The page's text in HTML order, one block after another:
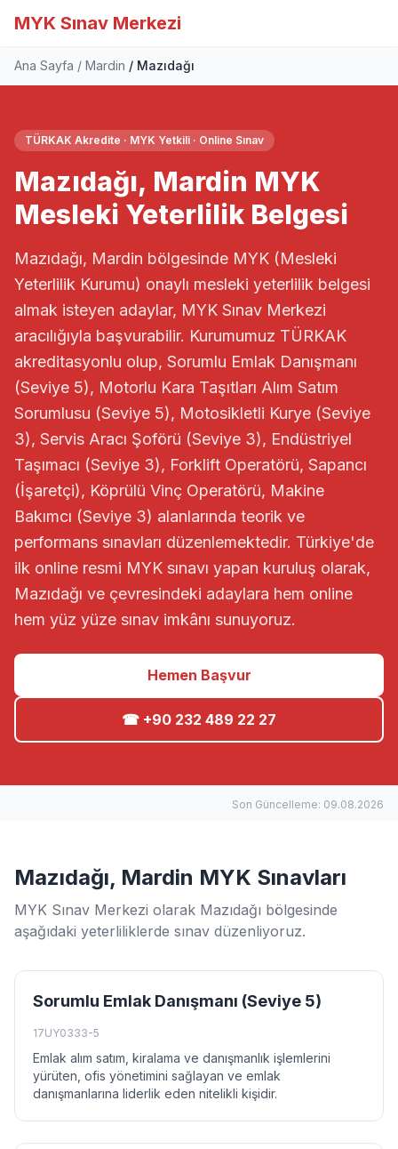
MYK Sınav Merkezi
Ana Sayfa Mardin Mazıdağı
TÜRKAK Akredite · MYK Yetkili · Online Sınav
Mazıdağı, Mardin MYK
Mesleki Yeterlilik Belgesi
Mazıdağı, Mardin bölgesinde MYK (Mesleki
Yeterlilik Kurumu) onaylı mesleki yeterlilik belgesi
almak isteyen adaylar, MYK Sınav Merkezi
aracılığıyla başvurabilir. Kurumumuz TÜRKAK
akreditasyonlu olup, Sorumlu Emlak Danışmanı
(Seviye 5), Motorlu Kara Taşıtları Alım Satım
Sorumlusu (Seviye 5), Motosikletli Kurye (Seviye
3), Servis Aracı Şoförü (Seviye 3), Endüstriyel
Taşımacı (Seviye 3), Forklift Operatörü, Sapancı
(İşaretçi), Köprülü Vinç Operatörü, Makine
Bakımcı (Seviye 3) alanlarında teorik ve
performans sınavları düzenlemektedir. Türkiye'de
ilk online resmi MYK sınavı yapan kuruluş olarak,
Mazıdağı ve çevresindeki adaylara hem online
hem yüz yüze sınav imkânı sunuyoruz.
Hemen Başvur
☎ +90 232 489 22 27
Son Güncelleme: 09.08.2026
Mazıdağı, Mardin MYK Sınavları
MYK Sınav Merkezi olarak Mazıdağı bölgesinde
aşağıdaki yeterliliklerde sınav düzenliyoruz.
Sorumlu Emlak Danışmanı (Seviye 5)
17UY0333-5
Emlak alım satım, kiralama ve danışmanlık işlemlerini
yürüten, ofis yönetimini sağlayan ve emlak
danışmanlarına liderlik eden nitelikli kişidir.